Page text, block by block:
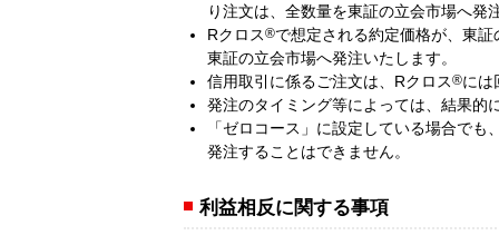
り注文は、全数量を東証の立会市場へ発
Rクロス®で想定される約定価格が、東
東証の立会市場へ発注いたします。
信用取引に係るご注文は、Rクロス®には
発注のタイミング等によっては、結果的
「ゼロコース」に設定している場合で
発注することはできません。
利益相反に関する事項